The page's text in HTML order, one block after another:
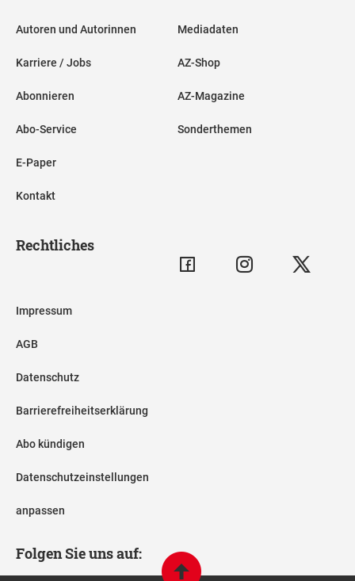
Autoren und Autorinnen
Karriere / Jobs
Abonnieren
Abo-Service
E-Paper
Kontakt
Mediadaten
AZ-Shop
AZ-Magazine
Sonderthemen
Rechtliches
Impressum
AGB
Datenschutz
Barrierefreiheitserklärung
Abo kündigen
Datenschutzeinstellungen
anpassen
Folgen Sie uns auf: